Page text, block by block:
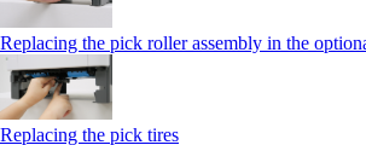
Replacing the pick roller assembly in the
Replacing the pick tires